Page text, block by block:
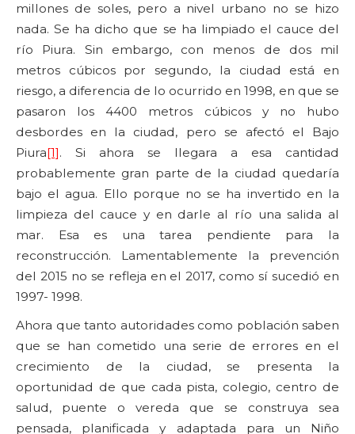
millones de soles, pero a nivel urbano no se hizo
nada. Se ha dicho que se ha limpiado el cauce del
río Piura. Sin embargo, con menos de dos mil
metros cúbicos por segundo, la ciudad está en
riesgo, a diferencia de lo ocurrido en 1998, en que se
pasaron los 4400 metros cúbicos y no hubo
desbordes en la ciudad, pero se afectó el Bajo
Piura[1]. Si ahora se llegara a esa cantidad
probablemente gran parte de la ciudad quedaría
bajo el agua. Ello porque no se ha invertido en la
limpieza del cauce y en darle al río una salida al
mar. Esa es una tarea pendiente para la
reconstrucción. Lamentablemente la prevención
del 2015 no se refleja en el 2017, como sí sucedió en
1997- 1998.
Ahora que tanto autoridades como población saben
que se han cometido una serie de errores en el
crecimiento de la ciudad, se presenta la
oportunidad de que cada pista, colegio, centro de
salud, puente o vereda que se construya sea
pensada, planificada y adaptada para un Niño